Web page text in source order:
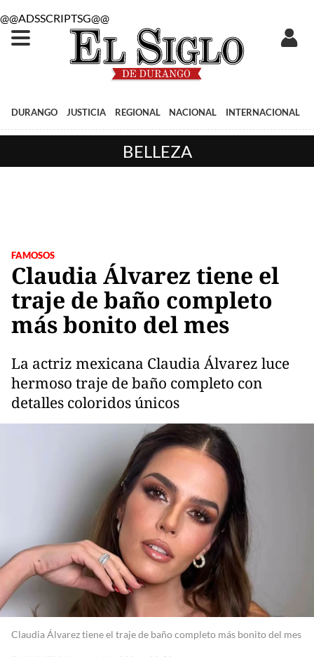
@@ADSSCRIPTSG@@
DURANGO JUSTICIA REGIONAL NACIONAL INTERNACIONAL
BELLEZA
FAMOSOS
Claudia Álvarez tiene el
traje de baño completo
más bonito del mes
La actriz mexicana Claudia Álvarez luce
hermoso traje de baño completo con
detalles coloridos únicos
Claudia Álvarez tiene el traje de baño completo más bonito del mes